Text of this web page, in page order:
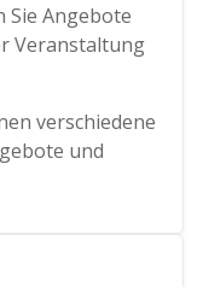
Angebote
Veranstaltung
verschiedene
und